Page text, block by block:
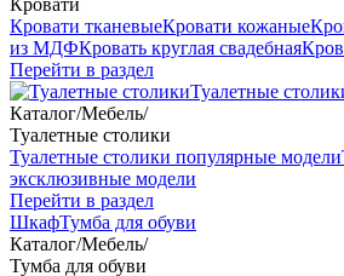
Кровати
Кровати тканевыеКровати кожаные
из МДФКровать круглая свадебная
Перейти в раздел
Туалетные
Каталог/Мебель/
Туалетные столики
Туалетные столики популярные модели
эксклюзивные модели
Перейти в раздел
ШкафТумба для обуви
Каталог/Мебель/
Тумба для обуви